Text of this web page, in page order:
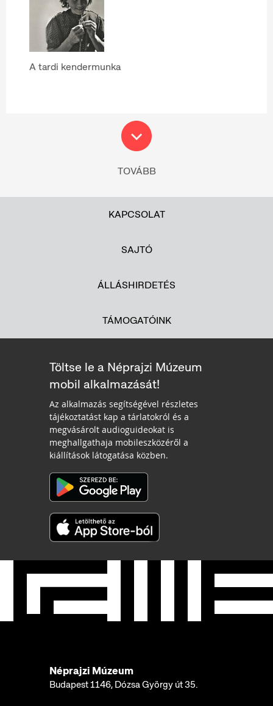
A tardi kendermunka
TOVÁBB
KAPCSOLAT
SAJTÓ
ÁLLÁSHIRDETÉS
TÁMOGATÓINK
Töltse le a Néprajzi Múzeum
mobil alkalmazását!
Az alkalmazás segítségével részletes
tájékoztatást kap a tárlatokról és a
megvásárolt audioguideokat is
meghallgathaja mobileszközéről a
kiállítások látogatása közben.
Néprajzi Múzeum
Budapest 1146, Dózsa György út 35.